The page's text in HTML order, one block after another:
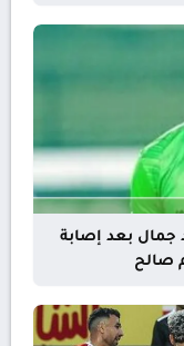
بعد إصابة
صالح